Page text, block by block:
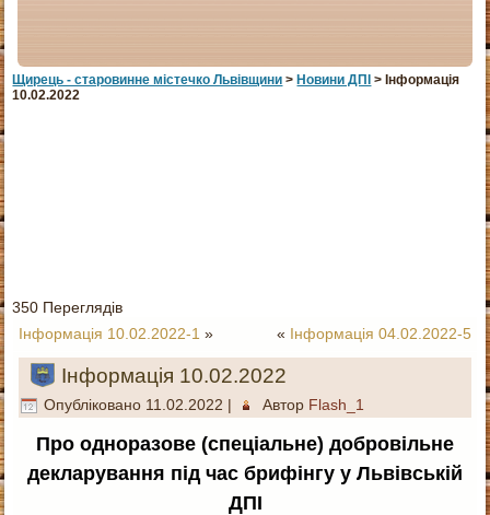
Щирець - старовинне мiстечко Львiвщини >Новини ДПІ > Інформація
10.02.2022
350 Переглядів
Інформація 10.02.2022-1 » « Інформація 04.02.2022-5
Інформація 10.02.2022
Опубліковано 11.02.2022 | Автор Flash_1
Про одноразове (спеціальне) добровільне
декларування під час брифінгу у Львівській
ДПІ